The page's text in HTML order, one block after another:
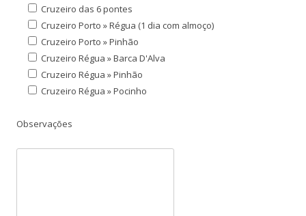
Cruzeiro das 6 pontes
Cruzeiro Porto » Régua (1 dia com almoço)
Cruzeiro Porto » Pinhão
Cruzeiro Régua » Barca D'Alva
Cruzeiro Régua » Pinhão
Cruzeiro Régua » Pocinho
Observações